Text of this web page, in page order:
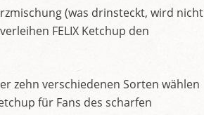
(was drinsteckt, wird nicht
FELIX Ketchup den
zehn verschiedenen Sorten wählen
für Fans des scharfen